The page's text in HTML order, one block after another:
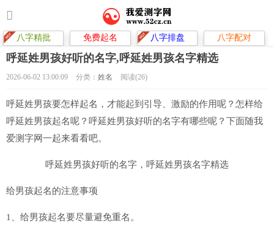
八字精批 免费起名 八字排盘 八字配对
呼延姓男孩好听的名字,呼延姓男孩名字精选
2026-06-02 13:00:09 分类： 姓名 阅读(26)
呼延姓男孩要怎样起名，才能起到引导、激励的作用呢？怎样给
呼延姓男孩起名呢？呼延姓男孩好听的名字有哪些呢？下面随我
爱测字网一起来看看吧。
呼延姓男孩好听的名字，呼延姓男孩名字精选
给男孩起名的注意事项
1、给男孩起名要尽量避免重名。